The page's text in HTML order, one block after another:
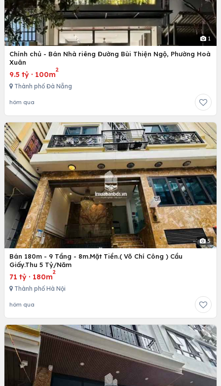
1
Chính chủ - Bán Nhà riêng Đường Bùi Thiện Ngộ, Phường Hoà
Xuân
9.5 tỷ · 100m
2
Thành phố Đà Nẵng
hôm qua
5
Bán 180m - 9 Tầng - 8m.Mặt Tiền.( Võ Chí Công ) Cầu
Giấy.Thu 5 Tỷ/Năm
71 tỷ · 180m
2
Thành phố Hà Nội
hôm qua